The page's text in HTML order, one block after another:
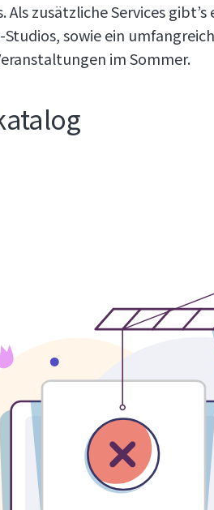
zusätzliche Services gibt’s
sowie ein
im Sommer.